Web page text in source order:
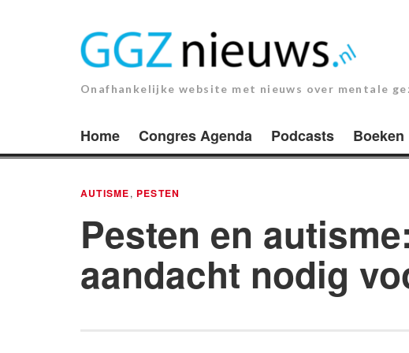
Onafhankelijke website met nieuws over mentale
Home Congres Agenda Podcasts Boeken
AUTISME, PESTEN
Pesten en
aandacht nodig